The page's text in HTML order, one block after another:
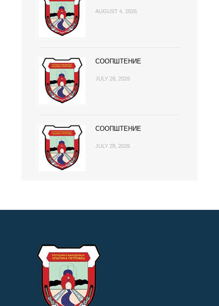
AUGUST 4, 2026
СООПШТЕНИЕ
JULY 28, 2026
СООПШТЕНИЕ
JULY 28, 2026